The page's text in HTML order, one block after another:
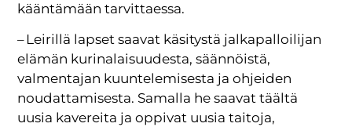
kääntämään tarvittaessa.
– Leirillä lapset saavat käsitystä jalkapalloilijan
elämän kurinalaisuudesta, säännöistä,
valmentajan kuuntelemisesta ja ohjeiden
noudattamisesta. Samalla he saavat täältä
uusia kavereita ja oppivat uusia taitoja,